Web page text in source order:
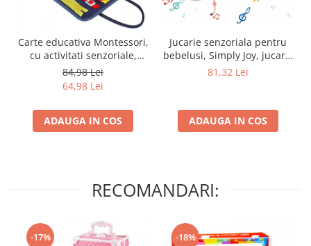
Carte educativa Montessori,
cu activitati senzoriale,
Simply Joy, tip gentuta, 1 - 5
ani, jucarie usoara pentru
calatorii, activitati multiple,
Multicolor
84,98 Lei
64,98 Lei
ADAUGA IN COS
Jucarie senzoriala pentru
bebelusi, Simply Joy, jucarie
cadou cu sunete, pentru
81,32 Lei
ADAUGA IN COS
RECOMANDARI:
-17% -18%